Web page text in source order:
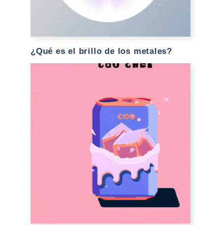
¿Qué es el brillo de los metales?